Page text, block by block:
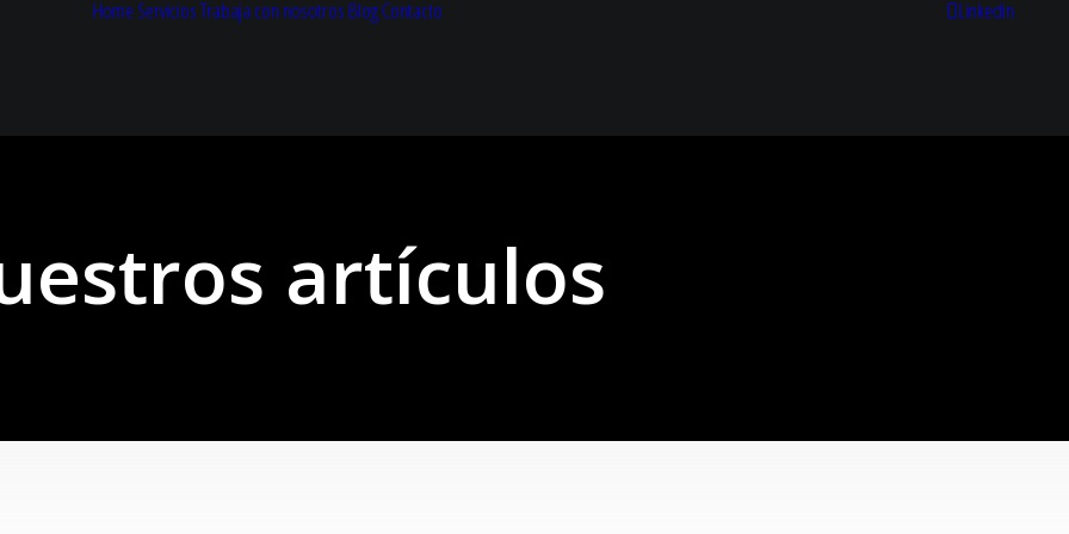
Home ServiciosTrabaja con nosotros BlogContacto Linkedin
artículos